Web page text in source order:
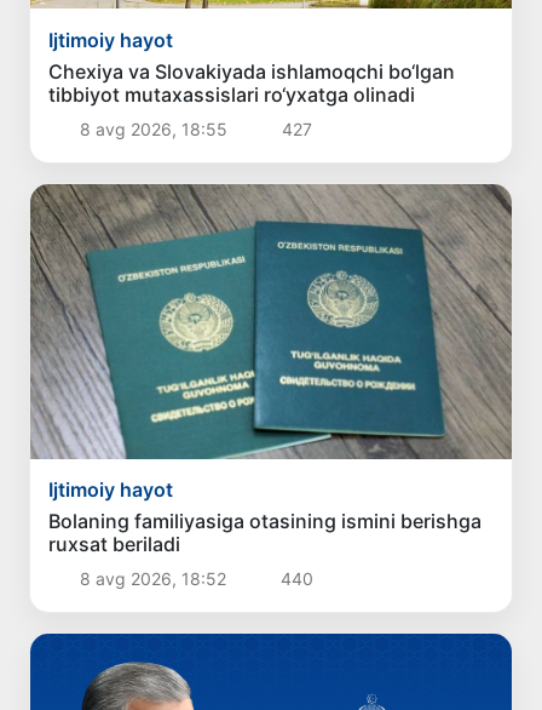
Ijtimoiy hayot
Chexiya va Slovakiyada ishlamoqchi bo‘lgan
tibbiyot mutaxassislari ro‘yxatga olinadi
8 avg 2026, 18:55 427
Ijtimoiy hayot
Bolaning familiyasiga otasining ismini berishga
ruxsat beriladi
8 avg 2026, 18:52 440